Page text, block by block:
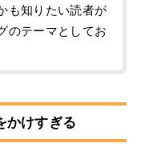
も知りたい読者が
のテーマとしてお
かけすぎる